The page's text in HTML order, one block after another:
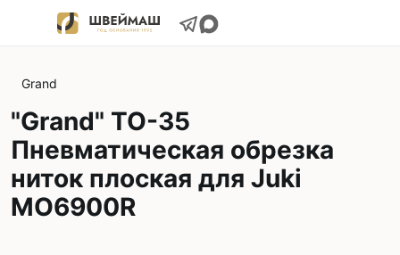
Grand
"Grand" TO-35
Пневматическая обрезка
ниток плоская для Juki
MO6900R